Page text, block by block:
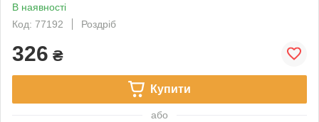
В наявності
Код: 77192
Роздріб
326 ₴
Купити
або